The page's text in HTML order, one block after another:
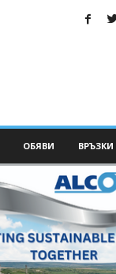
ОБЯВИ ВРЪЗКИ